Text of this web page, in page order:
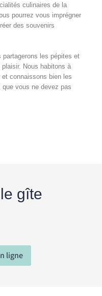
culinaires de la
pourrez vous imprégner
des souvenirs
les pépites et
Nous habitons à
connaissons bien les
vous ne devez pas
gîte
ligne